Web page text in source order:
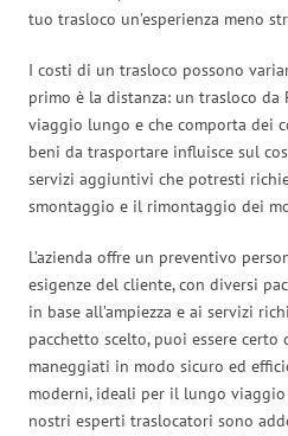
tuo trasloco un’esperienza meno
I costi di un trasloco possono
primo è la distanza: un trasloco da
viaggio lungo e che comporta dei
beni da trasportare influisce sul
servizi aggiuntivi che potresti
smontaggio e il rimontaggio dei
L’azienda offre un preventivo
esigenze del cliente, con diversi
in base all’ampiezza e ai servizi
pacchetto scelto, puoi essere
maneggiati in modo sicuro ed
moderni, ideali per il lungo viaggio
nostri esperti traslocatori sono